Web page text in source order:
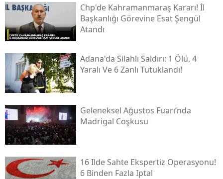
Chp'de Kahramanmaraş Kararı! İl
Başkanlığı Görevine Esat Şengül
Atandı
Adana'da Silahlı Saldırı: 1 Ölü, 4
Yaralı Ve 6 Zanlı Tutuklandı!
Geleneksel Ağustos Fuarı’nda
Madrigal Coşkusu
16 Ilde Sahte Ekspertiz Operasyonu!
6 Binden Fazla Iptal